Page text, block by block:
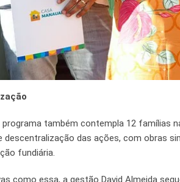
programa também contempla 12 famílias
descentralização das ações, com obras
fundiária.
como essa, a gestão David Almeida